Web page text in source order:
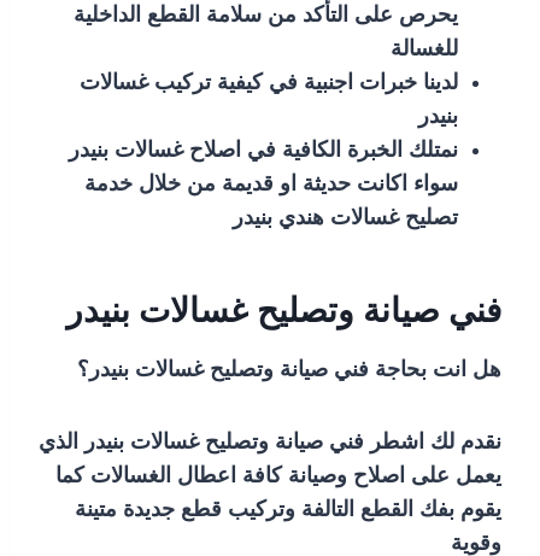
يحرص على التأكد من سلامة القطع الداخلية
للغسالة
لدينا خبرات اجنبية في كيفية تركيب غسالات
بنيدر
نمتلك الخبرة الكافية في اصلاح غسالات بنيدر
سواء اكانت حديثة او قديمة من خلال خدمة
تصليح غسالات هندي بنيدر
فني صيانة وتصليح غسالات بنيدر
هل انت بحاجة فني صيانة وتصليح غسالات بنيدر؟
نقدم لك اشطر فني صيانة وتصليح غسالات بنيدر الذي
يعمل على اصلاح وصيانة كافة اعطال الغسالات كما
يقوم بفك القطع التالفة وتركيب قطع جديدة متينة
وقوية